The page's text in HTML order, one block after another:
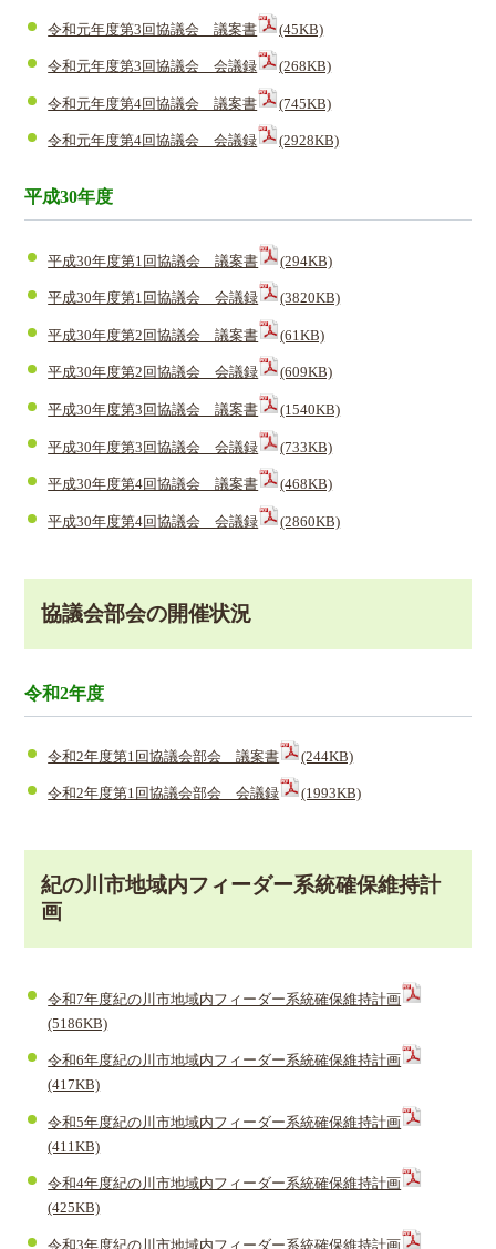
令和元年度第3回協議会 議案書 (45KB)
令和元年度第3回協議会 会議録 (268KB)
令和元年度第4回協議会 議案書 (745KB)
令和元年度第4回協議会 会議録 (2928KB)
平成30年度
平成30年度第1回協議会 議案書 (294KB)
平成30年度第1回協議会 会議録 (3820KB)
平成30年度第2回協議会 議案書 (61KB)
平成30年度第2回協議会 会議録 (609KB)
平成30年度第3回協議会 議案書 (1540KB)
平成30年度第3回協議会 会議録 (733KB)
平成30年度第4回協議会 議案書 (468KB)
平成30年度第4回協議会 会議録 (2860KB)
協議会部会の開催状況
令和2年度
令和2年度第1回協議会部会 議案書 (244KB)
令和2年度第1回協議会部会 会議録 (1993KB)
紀の川市地域内フィーダー系統確保維持計
画
令和7年度紀の川市地域内フィーダー系統確保維持計画
(5186KB)
令和6年度紀の川市地域内フィーダー系統確保維持計画
(417KB)
令和5年度紀の川市地域内フィーダー系統確保維持計画
(411KB)
令和4年度紀の川市地域内フィーダー系統確保維持計画
(425KB)
令和3年度紀の川市地域内フィーダー系統確保維持計画